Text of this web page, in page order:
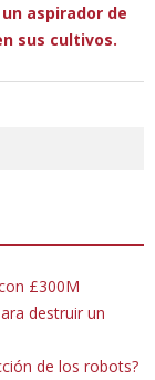
aspirador de
sus cultivos.
£300M
destruir un
de los robots?